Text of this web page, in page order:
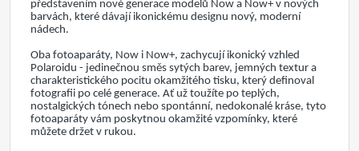
představením nové generace modelů Now a Now+ v nových
barvách, které dávají ikonickému designu nový, moderní
nádech.
Oba fotoaparáty, Now i Now+, zachycují ikonický vzhled
Polaroidu - jedinečnou směs sytých barev, jemných textur a
charakteristického pocitu okamžitého tisku, který definoval
fotografii po celé generace. Ať už toužíte po teplých,
nostalgických tónech nebo spontánní, nedokonalé kráse, tyto
fotoaparáty vám poskytnou okamžité vzpomínky, které
můžete držet v rukou.